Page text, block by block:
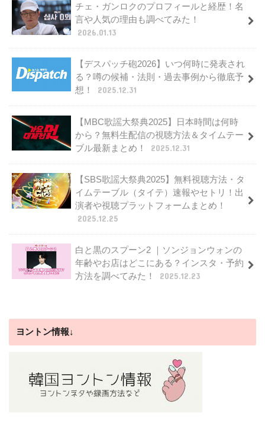
チェ・ガンロクのプロフィールと経歴！名
言や人気の理由も調べてみた！
2026.01.13
【デスパッチ砲2026】いつ何時に発表され
る？噂の候補・法則・過去事例から徹底予
想！
2025.12.31
【MBC歌謡大祭典2025】日本時間は何時
から？無料生配信の視聴方法＆タイムテー
ブル最新まとめ！
2025.12.31
【SBS歌謡大祭典2025】無料視聴方法・タ
イムテーブル（タイテ）速報やセトリ！出
演者や視聴プラットフォームまとめ！
2025.12.25
白と黒のスプーン2 ｜ソンジョンウォンの
年齢やお店はどこにある？インスタ・予約
方法を調べてみた！
2025.12.23
ヨントン情報↓